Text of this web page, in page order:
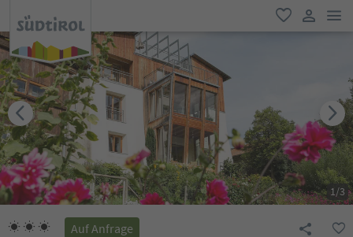
favorit
user link
1/3
Auf Anfrage